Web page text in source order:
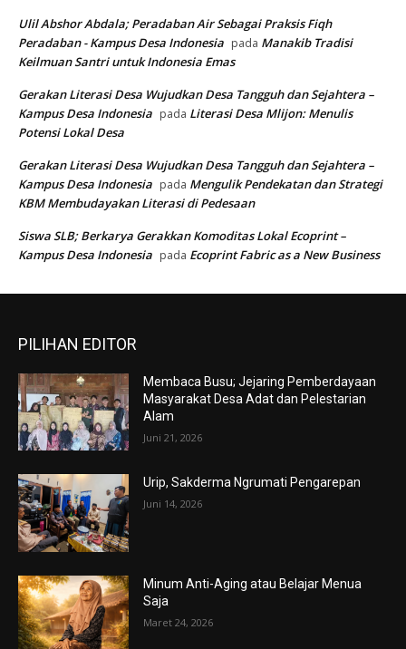
Ulil Abshor Abdala; Peradaban Air Sebagai Praksis Fiqh
Peradaban - Kampus Desa Indonesia pada Manakib Tradisi
Keilmuan Santri untuk Indonesia Emas
Gerakan Literasi Desa Wujudkan Desa Tangguh dan Sejahtera –
Kampus Desa Indonesia pada Literasi Desa Mlijon: Menulis
Potensi Lokal Desa
Gerakan Literasi Desa Wujudkan Desa Tangguh dan Sejahtera –
Kampus Desa Indonesia pada Mengulik Pendekatan dan Strategi
KBM Membudayakan Literasi di Pedesaan
Siswa SLB; Berkarya Gerakkan Komoditas Lokal Ecoprint –
Kampus Desa Indonesia pada Ecoprint Fabric as a New Business
PILIHAN EDITOR
Membaca Busu; Jejaring Pemberdayaan
Masyarakat Desa Adat dan Pelestarian
Alam
Juni 21, 2026
Urip, Sakderma Ngrumati Pengarepan
Juni 14, 2026
Minum Anti-Aging atau Belajar Menua
Saja
Maret 24, 2026